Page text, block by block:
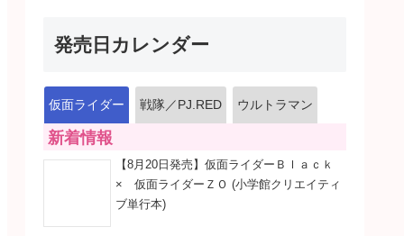
発売日カレンダー
仮面ライダー 戦隊／PJ.RED ウルトラマン
新着情報
【8月20日発売】仮面ライダーＢｌａｃｋ
× 仮面ライダーＺＯ (小学館クリエイティ
ブ単行本)